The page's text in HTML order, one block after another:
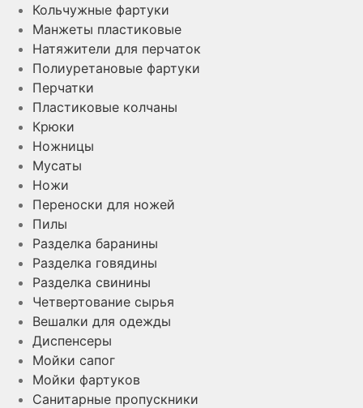
Кольчужные фартуки
Манжеты пластиковые
Натяжители для перчаток
Полиуретановые фартуки
Перчатки
Пластиковые колчаны
Крюки
Ножницы
Мусаты
Ножи
Переноски для ножей
Пилы
Разделка баранины
Разделка говядины
Разделка свинины
Четвертование сырья
Вешалки для одежды
Диспенсеры
Мойки сапог
Мойки фартуков
Санитарные пропускники